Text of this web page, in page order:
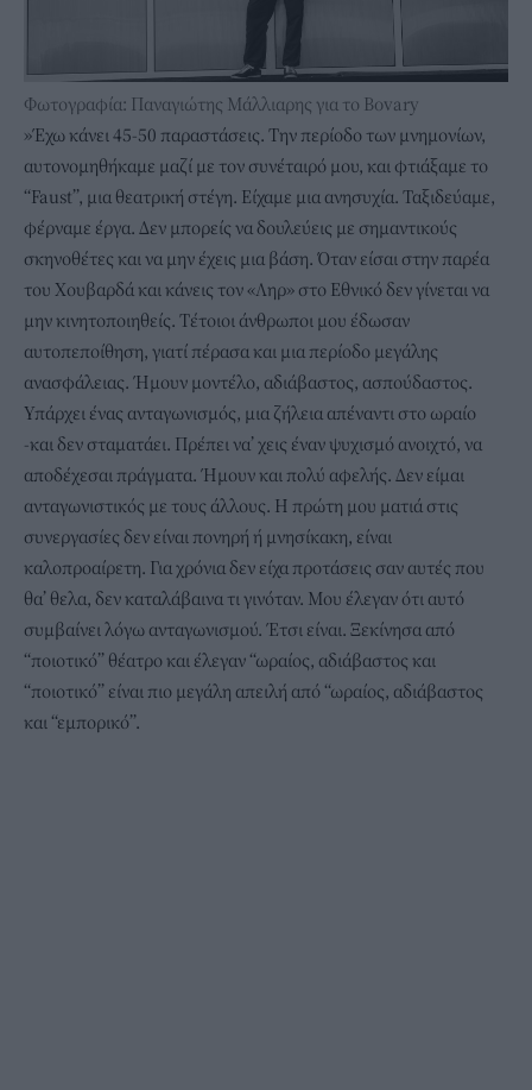
Φωτογραφία: Παναγιώτης Μάλλιαρης για το Bovary
»Έχω κάνει 45-50 παραστάσεις. Την περίοδο των μνημονίων,
αυτονομηθήκαμε μαζί με τον συνέταιρό μου, και φτιάξαμε το
“Faust”, μια θεατρική στέγη. Είχαμε μια ανησυχία. Ταξιδεύαμε,
φέρναμε έργα. Δεν μπορείς να δουλεύεις με σημαντικούς
σκηνοθέτες και να μην έχεις μια βάση. Όταν είσαι στην παρέα
του Χουβαρδά και κάνεις τον «Ληρ» στο Εθνικό δεν γίνεται να
μην κινητοποιηθείς. Τέτοιοι άνθρωποι μου έδωσαν
αυτοπεποίθηση, γιατί πέρασα και μια περίοδο μεγάλης
ανασφάλειας. Ήμουν μοντέλο, αδιάβαστος, ασπούδαστος.
Υπάρχει ένας ανταγωνισμός, μια ζήλεια απέναντι στο ωραίο
-και δεν σταματάει. Πρέπει να’ χεις έναν ψυχισμό ανοιχτό, να
αποδέχεσαι πράγματα. Ήμουν και πολύ αφελής. Δεν είμαι
ανταγωνιστικός με τους άλλους. Η πρώτη μου ματιά στις
συνεργασίες δεν είναι πονηρή ή μνησίκακη, είναι
καλοπροαίρετη. Για χρόνια δεν είχα προτάσεις σαν αυτές που
θα’ θελα, δεν καταλάβαινα τι γινόταν. Μου έλεγαν ότι αυτό
συμβαίνει λόγω ανταγωνισμού. Έτσι είναι. Ξεκίνησα από
“ποιοτικό” θέατρο και έλεγαν “ωραίος, αδιάβαστος και
“ποιοτικό” είναι πιο μεγάλη απειλή από “ωραίος, αδιάβαστος
και “εμπορικό”.